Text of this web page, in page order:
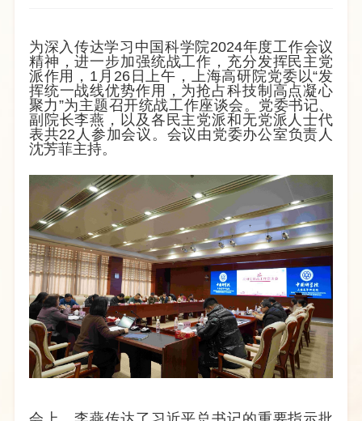
为深入传达学习中国科学院2024年度工作会议
精神，进一步加强统战工作，充分发挥民主党
派作用，1月26日上午，上海高研院党委以“发
挥统一战线优势作用，为抢占科技制高点凝心
聚力”为主题召开统战工作座谈会。党委书记、
副院长李燕，以及各民主党派和无党派人士代
表共22人参加会议。会议由党委办公室负责人
沈芳菲主持。